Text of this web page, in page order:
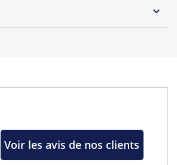
produits de la marque
Voir les avis de nos clients